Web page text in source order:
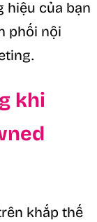
hiệu của bạn
phối nội
khi
khắp thế